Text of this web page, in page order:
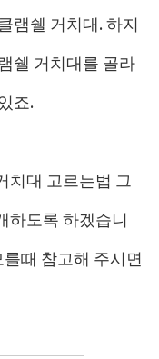
램쉘 거치대. 하지
쉘 거치대를 골라
죠.
치대 고르는법 그
하도록 하겠습니
때 참고해 주시면